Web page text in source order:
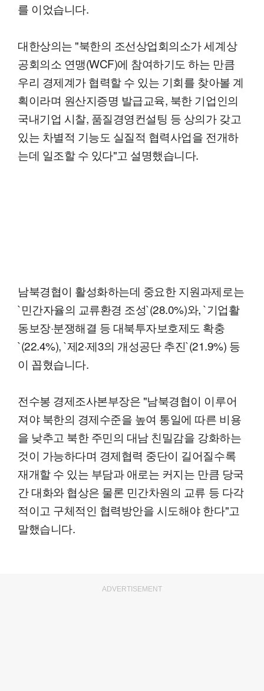
를 이었습니다.
대한상의는 "북한의 조선상업회의소가 세계상
공회의소 연맹(WCF)에 참여하기도 하는 만큼
우리 경제계가 협력할 수 있는 기회를 찾아볼 계
획이라며 원산지증명 발급교육, 북한 기업인의
국내기업 시찰, 품질경영컨설팅 등 상의가 갖고
있는 차별적 기능도 실질적 협력사업을 전개하
는데 일조할 수 있다"고 설명했습니다.
남북경협이 활성화하는데 중요한 지원과제로는
`민간자율의 교류환경 조성`(28.0%)와, `기업활
동보장·분쟁해결 등 대북투자보호제도 확충
`(22.4%), `제2·제3의 개성공단 추진`(21.9%) 등
이 꼽혔습니다.
전수봉 경제조사본부장은 "남북경협이 이루어
져야 북한의 경제수준을 높여 통일에 따른 비용
을 낮추고 북한 주민의 대남 친밀감을 강화하는
것이 가능하다며 경제협력 중단이 길어질수록
재개할 수 있는 부담과 애로는 커지는 만큼 당국
간 대화와 협상은 물론 민간차원의 교류 등 다각
적이고 구체적인 협력방안을 시도해야 한다"고
말했습니다.
ADVERTISEMENT